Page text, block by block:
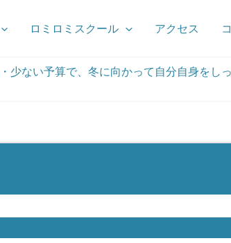
ロミロミスクール アクセス
少ない予算で、冬に向かって自分自身をし